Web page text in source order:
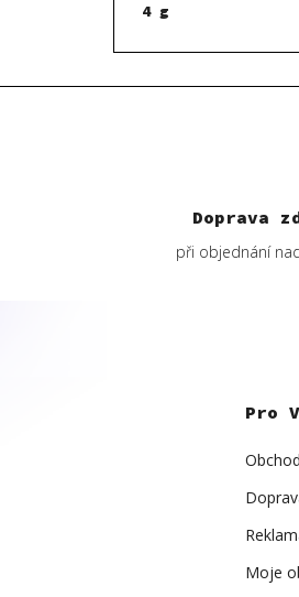
Doprava
při objednání
4 g
Pro
Moje